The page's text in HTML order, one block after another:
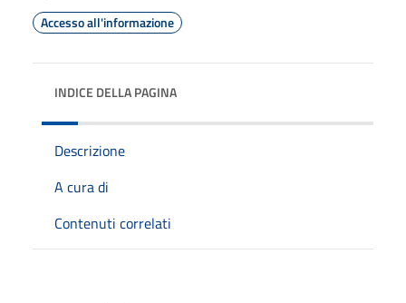
Accesso all'informazione
INDICE DELLA PAGINA
Descrizione
A cura di
Contenuti correlati